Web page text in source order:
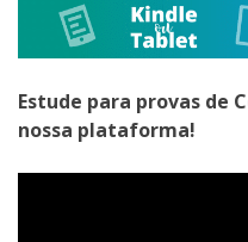
Estude para provas de
nossa plataforma!